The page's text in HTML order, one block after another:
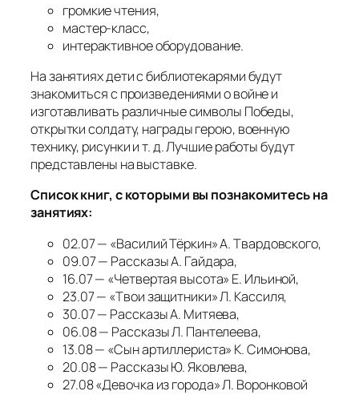
громкие чтения,
мастер-класс,
интерактивное оборудование.
На занятиях дети с библиотекарями будут
знакомиться с произведениями о войне и
изготавливать различные символы Победы,
открытки солдату, награды герою, военную
технику, рисунки и т. д. Лучшие работы будут
представлены на выставке.
Список книг, с которыми вы познакомитесь на
занятиях:
02.07 — «Василий Тёркин» А. Твардовского,
09.07 — Рассказы А. Гайдара,
16.07 — «Четвертая высота» Е. Ильиной,
23.07 — «Твои защитники» Л. Кассиля,
30.07 — Рассказы А. Митяева,
06.08 — Рассказы Л. Пантелеева,
13.08 — «Сын артиллериста» К. Симонова,
20.08 — Рассказы Ю. Яковлева,
27.08 «Девочка из города» Л. Воронковой